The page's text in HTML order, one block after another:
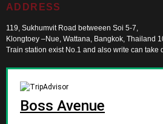
ADDRESS
119, Sukhumvit Road betweeen Soi 5-7,
Klongtoey –Nue, Wattana, Bangkok, Thailand
Train station exist No.1 and also write can take
Boss Avenue